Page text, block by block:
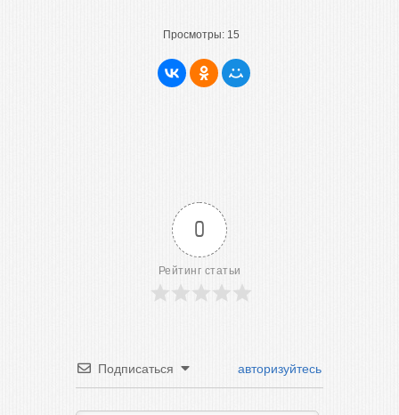
Просмотры: 15
0
Рейтинг статьи
Подписаться авторизуйтесь